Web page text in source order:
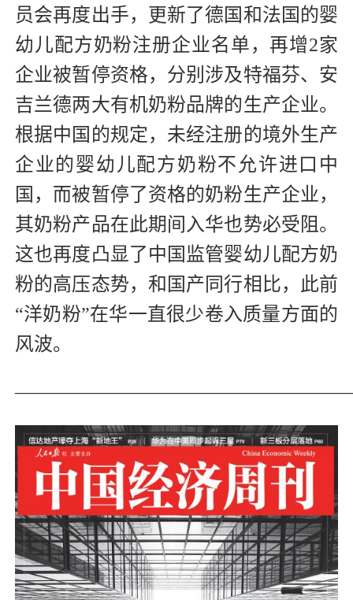
员会再度出手，更新了德国和法国的婴
幼儿配方奶粉注册企业名单，再增2家
企业被暂停资格，分别涉及特福芬、安
吉兰德两大有机奶粉品牌的生产企业。
根据中国的规定，未经注册的境外生产
企业的婴幼儿配方奶粉不允许进口中
国，而被暂停了资格的奶粉生产企业，
其奶粉产品在此期间入华也势必受阻。
这也再度凸显了中国监管婴幼儿配方奶
粉的高压态势，和国产同行相比，此前
“洋奶粉”在华一直很少卷入质量方面的
风波。